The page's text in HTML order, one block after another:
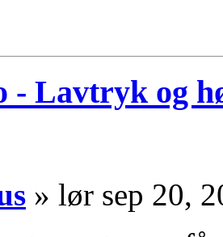
- Lavtryk og
» lør sep 20,